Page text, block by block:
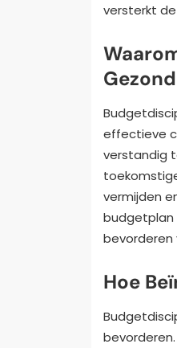
versterkt
effectieve
verstandig
vermijden
budgetplan
bevorderen
Hoe